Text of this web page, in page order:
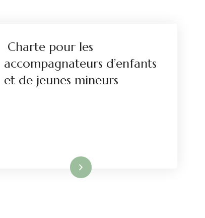
Charte pour les
accompagnateurs d’enfants
et de jeunes mineurs
Lire la suite